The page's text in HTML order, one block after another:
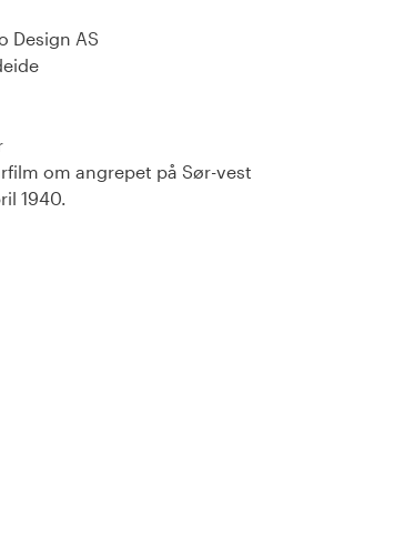
Design AS
om angrepet på Sør-vest
1940.